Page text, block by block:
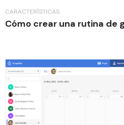
CARACTERÍSTICAS
Cómo crear una rutina de